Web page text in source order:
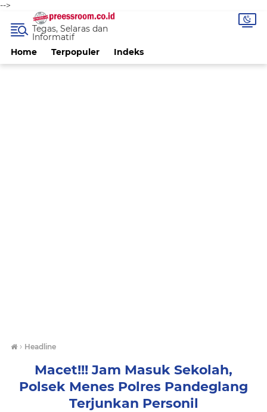
-->
Home Terpopuler Indeks
Tegas, Selaras dan
Informatif
› Headline
Macet!!! Jam Masuk Sekolah,
Polsek Menes Polres Pandeglang
Terjunkan Personil